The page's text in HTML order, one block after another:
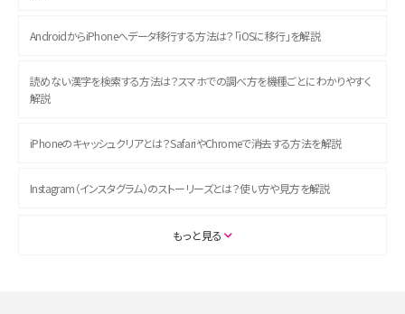
AndroidからiPhoneへデータ移行する方法は？「iOSに移行」を解説
読めない漢字を検索する方法は？スマホでの調べ方を機種ごとにわかりやすく
解説
iPhoneのキャッシュクリアとは？SafariやChromeで消去する方法を解説
Instagram（インスタグラム）のストーリーズとは？使い方や見方を解説
ASMRとは？初心者向けの代表ジャンルや楽しみ方を解説
もっと見る